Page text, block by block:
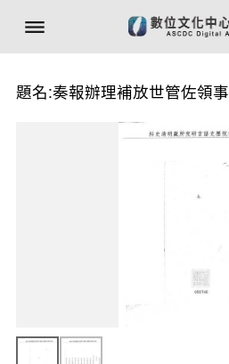
題名:奏報辦理補放世管佐領事